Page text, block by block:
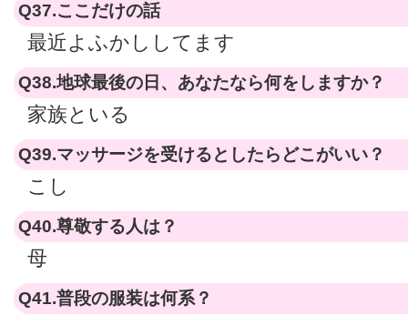
Q37.ここだけの話
最近よふかししてます
Q38.地球最後の日、あなたなら何をしますか？
家族といる
Q39.マッサージを受けるとしたらどこがいい？
こし
Q40.尊敬する人は？
母
Q41.普段の服装は何系？